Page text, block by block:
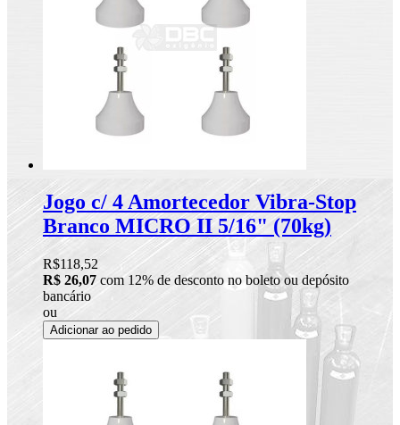
Jogo c/ 4 Amortecedor Vibra-Stop
Branco MICRO II 5/16" (70kg)
R$118,52
R$ 26,07 com 12% de desconto no boleto ou depósito
bancário
ou
Adicionar ao pedido